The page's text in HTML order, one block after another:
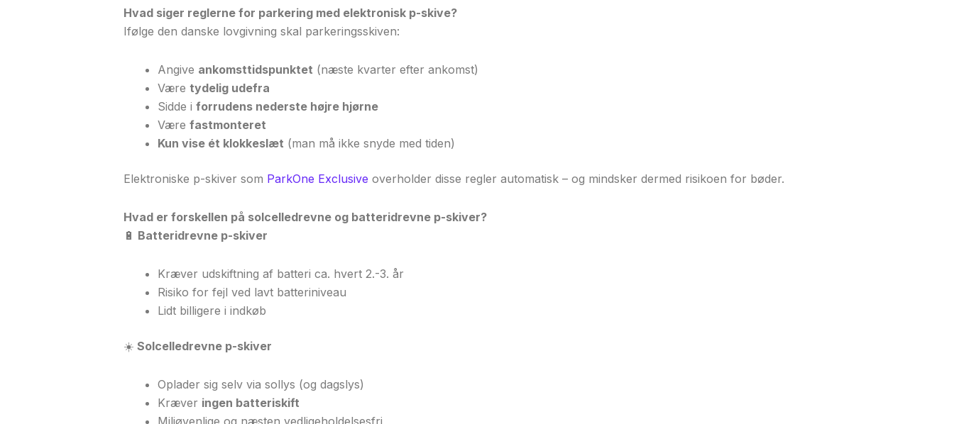
Hvad siger reglerne for parkering med elektronisk p-skive?
Ifølge den danske lovgivning skal parkeringsskiven:
Angive ankomsttidspunktet (næste kvarter efter ankomst)
Væretydelig udefra
Sidde iforrudens nederste højre hjørne
Værefastmonteret
Kun vise ét klokkeslæt (man må ikke snyde med tiden)
Elektroniske p-skiver som ParkOne Exclusive overholder disse regler automatisk – og mindsker dermed risikoen for bøder.
Hvad er forskellen på solcelledrevne og batteridrevne p-skiver?
🔋 Batteridrevne p-skiver
Kræver udskiftning af batteri ca. hvert 2.-3. år
Risiko for fejl ved lavt batteriniveau
Lidt billigere i indkøb
☀️ Solcelledrevne p-skiver
Oplader sig selv via sollys (og dagslys)
Kræver ingen batteriskift
Miljøvenlige og næsten vedligeholdelsesfri